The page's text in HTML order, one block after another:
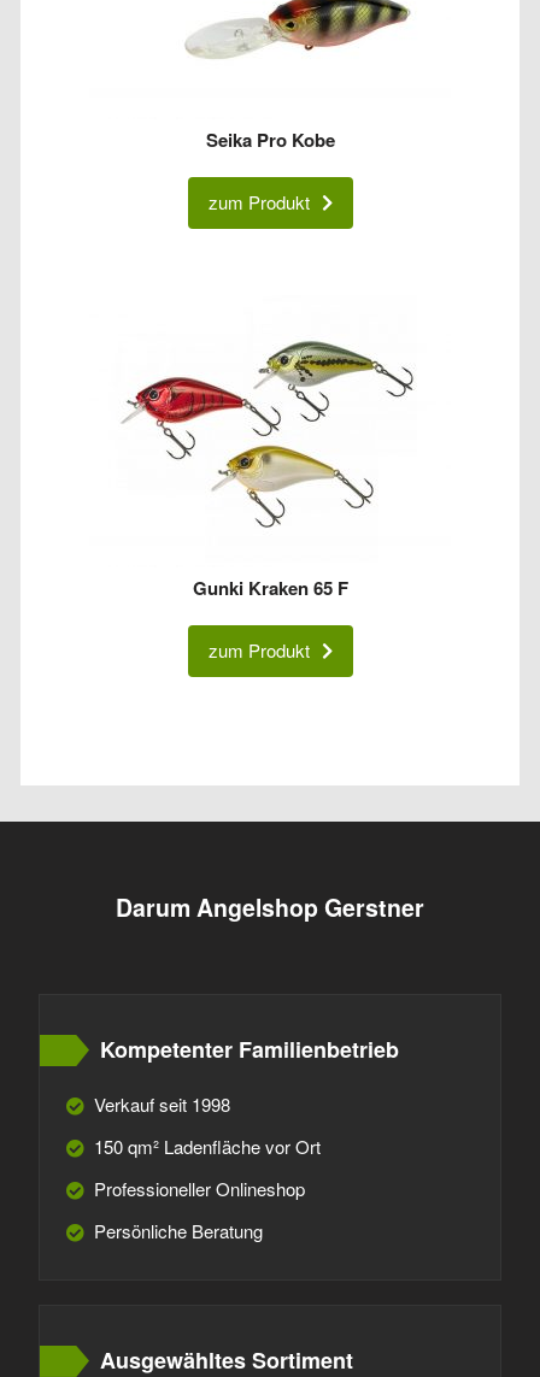
Seika Pro Kobe
zum Produkt
Gunki Kraken 65 F
zum Produkt
Darum Angelshop Gerstner
Kompetenter Familienbetrieb
Verkauf seit 1998
150 qm² Ladenfläche vor Ort
Professioneller Onlineshop
Persönliche Beratung
Ausgewähltes Sortiment